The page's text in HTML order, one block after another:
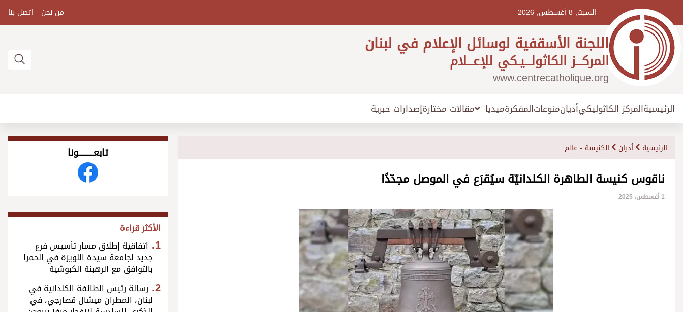
السبت, 8 أغسطس, 2026 من نحن اتصل بنا
اللجنة الأسقفية لوسائل الإعلام في لبنان
المركـــز الكاثولـــيـكي للإعـــلام
www.centrecatholique.org
الرئيسيةالمركز الكاثوليكيأديانمنوعاتالمفكرةميديا مقالات مختارةإصدارات حبرية
الرئيسية أديان الكنيسة - عالم
ناقوس كنيسة الطاهرة الكلدانيّة سيُقرَع في الموصل مجدّدًا
1 أغسطس، 2025
تابعــــــــــونا
الأكثر قراءة
اتفاقية إطلاق مسار تأسيس فرع
جديد لجامعة سيدة اللويزة في الحمرا
بالتوافق مع الرهبنة الكبوشية
رسالة رئيس الطائفة الكلدانية في
لبنان، المطران ميشال قصارجي، في